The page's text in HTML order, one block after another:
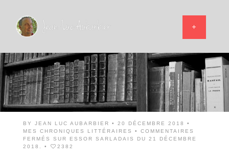
BY JEAN LUC AUBARBIER
• 20 DÉCEMBRE 2018 •
MES CHRONIQUES LITTÉRAIRES
• COMMENTAIRES
FERMÉS
SUR ESSOR SARLADAIS DU 21 DÉCEMBRE
2018.
• 2382